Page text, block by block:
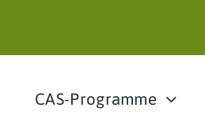
CAS-Programme